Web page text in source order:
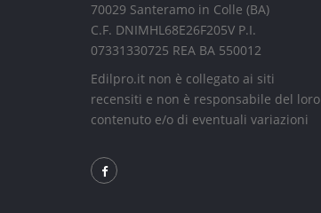
70029 Santeramo in Colle (BA)
C.F. DNIMHL68E26F205V P.I.
07331330725 REA BA 550012
Edilpro.it non è collegato ai siti
recensiti e non è responsabile del loro
contenuto e/o di eventuali variazioni